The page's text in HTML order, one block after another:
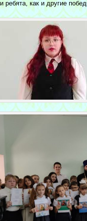
ребята, как и другие